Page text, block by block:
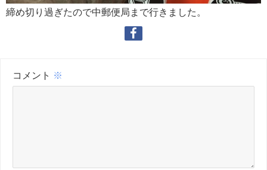
締め切り過ぎたので中郵便局まで行きました。
コメント ※